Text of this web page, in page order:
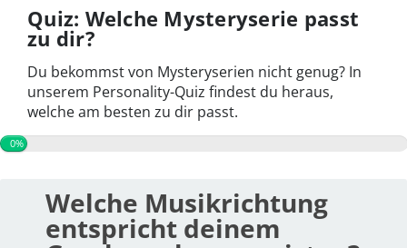
Quiz: Welche Mysteryserie passt
zu dir?
Du bekommst von Mysteryserien nicht genug? In
unserem Personality-Quiz findest du heraus,
welche am besten zu dir passt.
0%
Welche Musikrichtung
entspricht deinem